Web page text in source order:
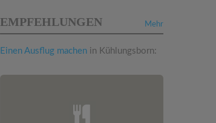
Mehr
EMPFEHLUNGEN
Einen Ausflug machen in Kühlungsborn: